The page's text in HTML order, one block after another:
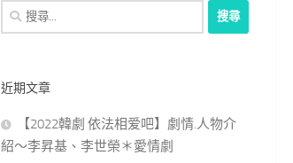
搜
尋
字:
近期文章
【2022韓劇 依法相爱吧】劇情.人物介
紹～李昇基、李世榮＊愛情劇